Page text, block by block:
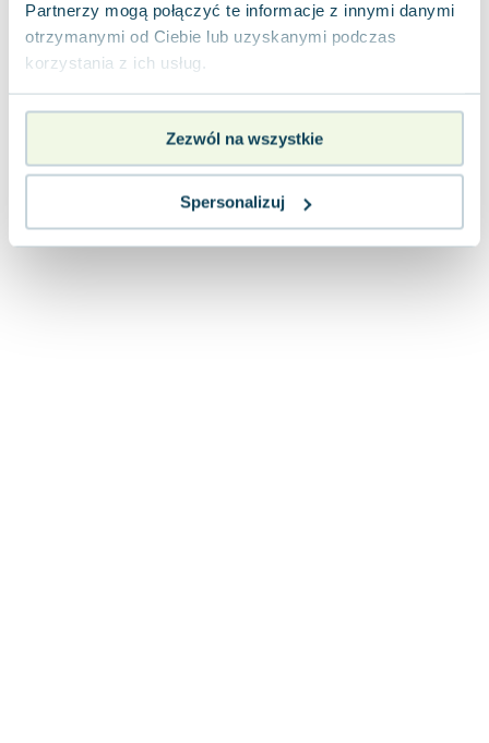
Partnerzy mogą połączyć te informacje z innymi danymi
otrzymanymi od Ciebie lub uzyskanymi podczas
korzystania z ich usług.
Zezwól na wszystkie
Spersonalizuj
Lorraine Warren
Ajahn Brahm
Lucinda Riley
Jacek Walkiewicz